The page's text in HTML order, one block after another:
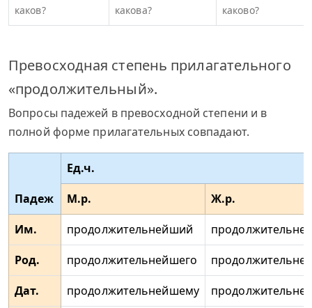
каков? какова? каково?
Превосходная степень прилагательного
«продолжительный».
Вопросы падежей в превосходной степени и в
полной форме прилагательных совпадают.
Падеж
Ед.ч.
М.р.
Ж.р.
Им.
продолжительнейший
Род.
продолжительнейшего
Дат.
продолжительнейшему